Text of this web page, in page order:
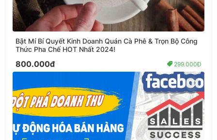
Bật Mí Bí Quyết Kinh Doanh Quán Cà Phê & Trọn Bộ Công
Thức Pha Chế HOT Nhất 2024!
800.000đ 299.000Đ